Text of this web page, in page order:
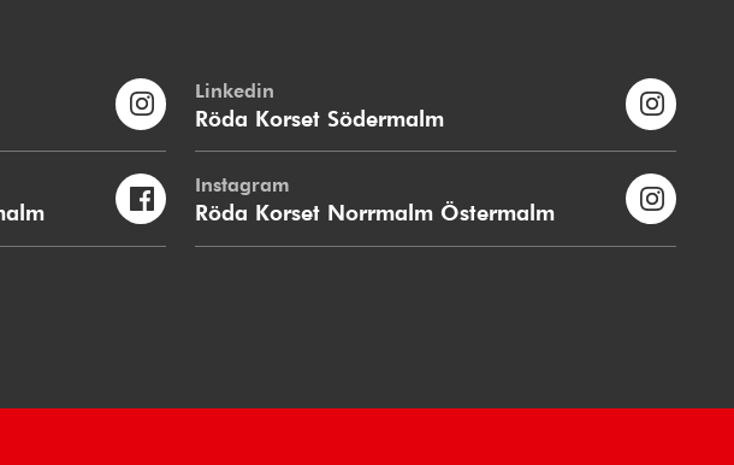
Linkedin
Röda Korset Södermalm
Instagram
Röda Korset Norrmalm Östermalm